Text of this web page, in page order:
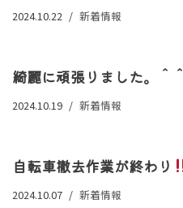
2024.10.22 新着情報
綺麗に頑張りました。＾＾
2024.10.19 新着情報
自転車撤去作業が終わり
2024.10.07 新着情報